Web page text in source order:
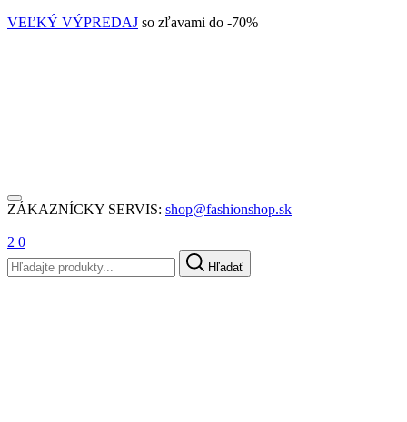
VEĽKÝ VÝPREDAJ so zľavami do -70%
ZÁKAZNÍCKY SERVIS: shop@fashionshop.sk
2 0
Hľadať